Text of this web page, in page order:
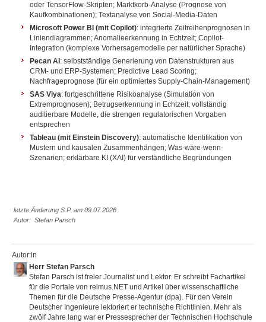
oder TensorFlow-Skripten; Marktkorb-Analyse (Prognose von
Kaufkombinationen); Textanalyse von Social-Media-Daten
Microsoft Power BI (mit Copilot): integrierte Zeitreihenprognosen in
Liniendiagrammen; Anomalieerkennung in Echtzeit; Copilot-
Integration (komplexe Vorhersagemodelle per natürlicher Sprache)
Pecan AI : selbstständige Generierung von Datenstrukturen aus
CRM- und ERP-Systemen; Predictive Lead Scoring;
Nachfrageprognose (für ein optimiertes Supply-Chain-Management)
SAS Viya: fortgeschrittene Risikoanalyse (Simulation von
Extremprognosen); Betrugserkennung in Echtzeit; vollständig
auditierbare Modelle, die strengen regulatorischen Vorgaben
entsprechen
Tableau (mit Einstein Discovery): automatische Identifikation von
Mustern und kausalen Zusammenhängen; Was-wäre-wenn-
Szenarien; erklärbare KI (XAI) für verständliche Begründungen
letzte Änderung S.P. am 09.07.2026
Autor: Stefan Parsch
Autor:in
Herr Stefan Parsch
Stefan Parsch ist freier Journalist und Lektor. Er schreibt Fachartikel
für die Portale von reimus.NET und Artikel über wissenschaftliche
Themen für die Deutsche Presse-Agentur (dpa). Für den Verein
Deutscher Ingenieure lektoriert er technische Richtlinien. Mehr als
zwölf Jahre lang war er Pressesprecher der Technischen Hochschule